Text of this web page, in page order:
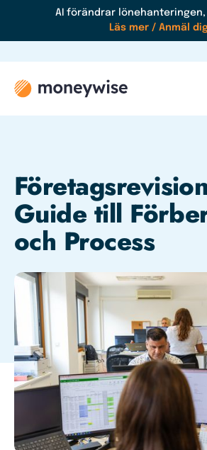
AI förändrar
Läs mer / Anmäl
Guide till
och Process